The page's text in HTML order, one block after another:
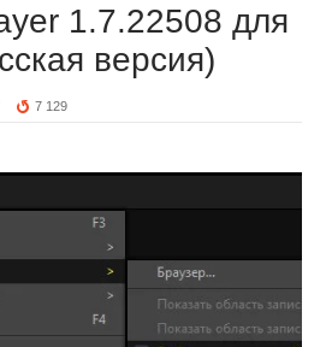
1.7.22508 для
версия)
7 129